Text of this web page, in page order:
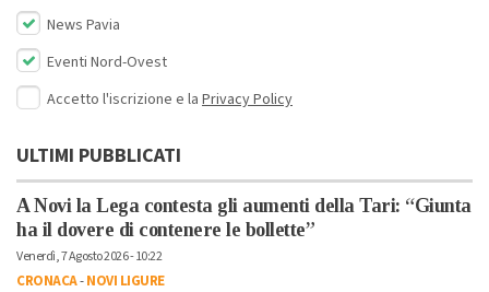
News Pavia
Eventi Nord-Ovest
Accetto l'iscrizione e la Privacy Policy
ULTIMI PUBBLICATI
A Novi la Lega contesta gli aumenti della Tari: “Giunta
ha il dovere di contenere le bollette”
Venerdì, 7 Agosto 2026 - 10:22
CRONACA-NOVI LIGURE